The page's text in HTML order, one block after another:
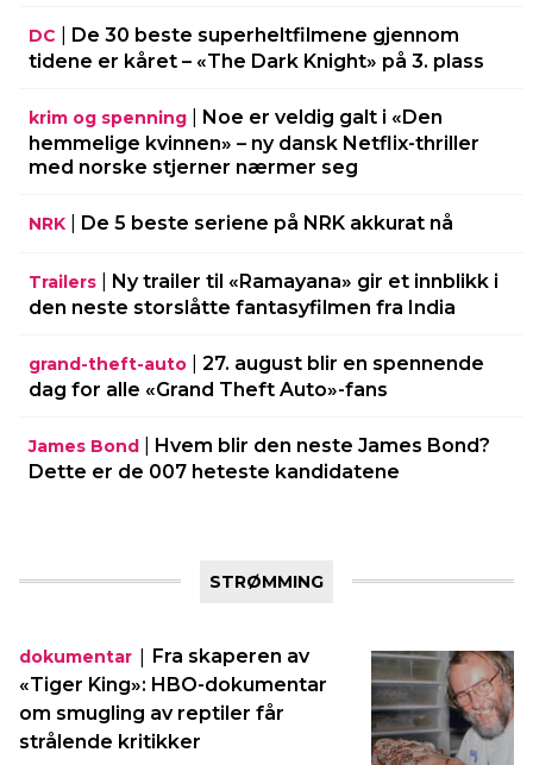
DC
De 30 beste superheltfilmene gjennom
tidene er kåret – «The Dark Knight» på 3. plass
krim og spenning
Noe er veldig galt i «Den
hemmelige kvinnen» – ny dansk Netflix-thriller
med norske stjerner nærmer seg
NRK De 5 beste seriene på NRK akkurat nå
Trailers
Ny trailer til «Ramayana» gir et innblikk i
den neste storslåtte fantasyfilmen fra India
grand-theft-auto
27. august blir en spennende
dag for alle «Grand Theft Auto»-fans
James Bond
Hvem blir den neste James Bond?
Dette er de 007 heteste kandidatene
STRØMMING
dokumentar | Fra skaperen av
«Tiger King»: HBO-dokumentar
om smugling av reptiler får
strålende kritikker